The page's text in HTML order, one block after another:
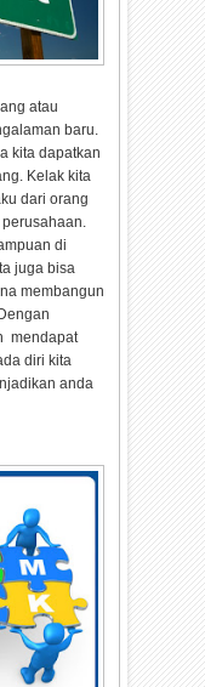
atau
baru.
kita dapatkan
Kelak kita
dari orang
di
juga bisa
membangun
mendapat
diri kita
anda